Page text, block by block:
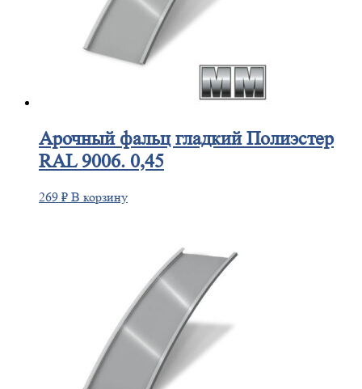
Арочныйфальц гладкий Полиэстер
RAL 9006. 0,45
269 ₽ В корзину